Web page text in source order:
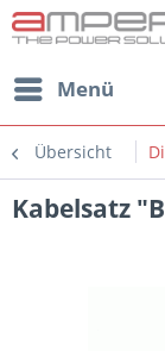
Menü
Übersicht
Kabelsatz